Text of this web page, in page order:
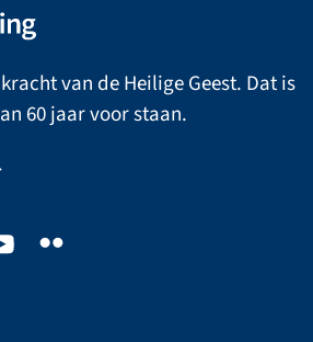
van de Heilige Geest. Dat is
60 jaar voor staan.